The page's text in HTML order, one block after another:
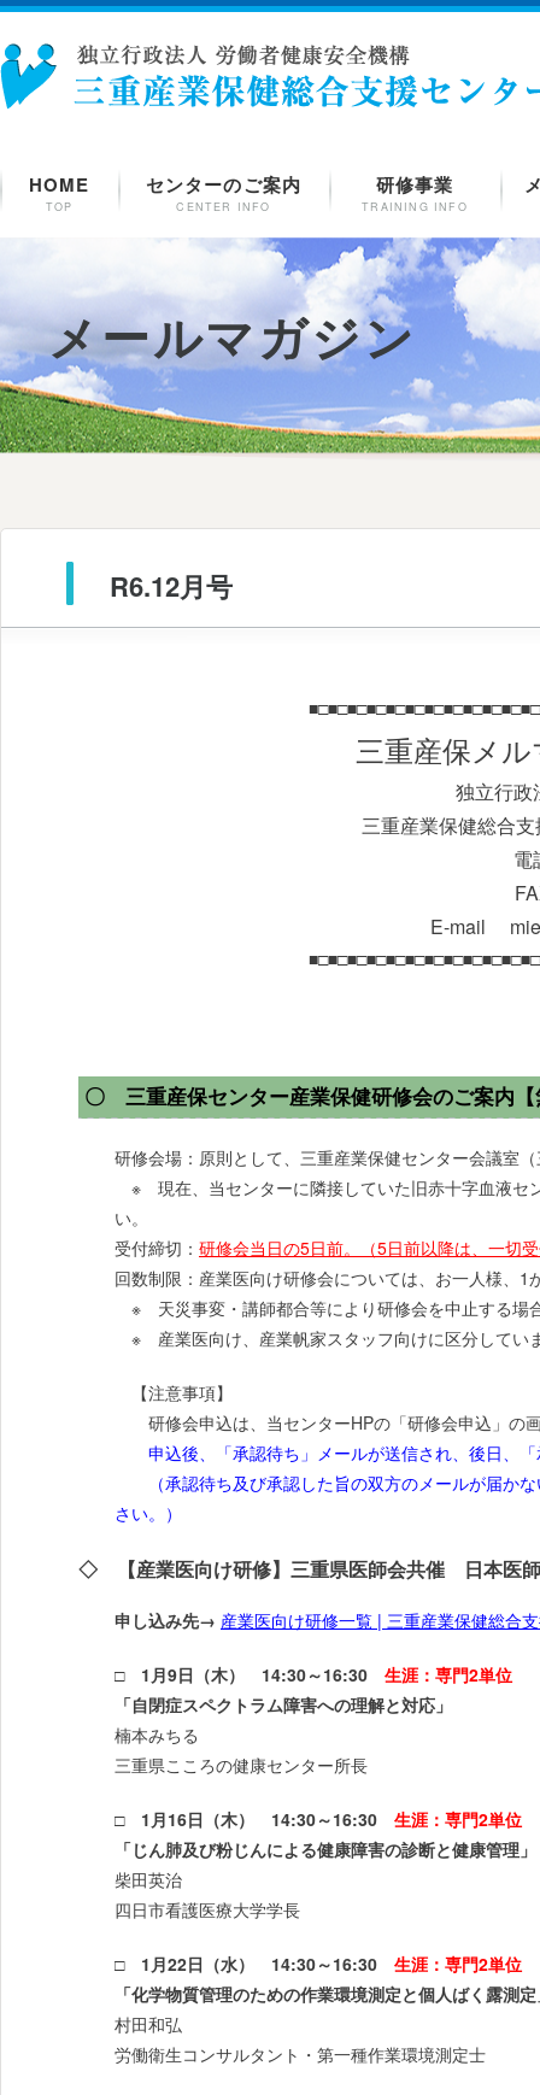
HOME
TOP
センターのご案内
CENTER INFO
研修事業
TRAINING INFO
メールマガジン
R6.12月号
三重産保メ
独立行政
三重産業保健総合
E-mail
〇 三重産保センター産業保健研修会のご案内
研修会場：原則として、三重産業保健センター会議室
※ 現在、当センターに隣接していた旧赤十字血液セ
い。
受付締切： 研修会当日の5日前。（5日前以降は、一切
回数制限：産業医向け研修会については、お一人様、
※ 天災事変・講師都合等により研修会を中止する場
※ 産業医向け、産業帆家スタッフ向けに区分してい
【注意事項】
研修会申込は、当センターHPの「研修会申込」の
申込後、「承認待ち」メールが送信され、後日、「
（承認待ち及び承認した旨の双方のメールが届かな
さい。）
◇ 【産業医向け研修】三重県医師会共催 日本医師
申し込み先→ 産業医向け研修一覧 | 三重産業保健総合
□ 1月9日（木） 14:30～16:30 生涯：専門2単位
「自閉症スペクトラム障害への理解と対応」
楠本みちる
三重県こころの健康センター所長
□ 1月16日（木） 14:30～16:30 生涯：専門2単位
「じん肺及び粉じんによる健康障害の診断と健康管理」
柴田英治
四日市看護医療大学学長
□ 1月22日（水） 14:30～16:30 生涯：専門2単位
「化学物質管理のための作業環境測定と個人ばく露測
村田和弘
労働衛生コンサルタント・第一種作業環境測定士